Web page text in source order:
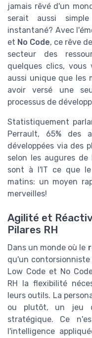
jamais rêvé d'un
serait aussi
instantané? Avec
et No Code, ce rêve
secteur des
quelques clics,
aussi unique que les
avoir versé une
processus de
Statistiquement
Perrault, 65% des
développées via des
selon les augures
sont à l'IT ce que
matins: un moyen
merveilles!
Agilité et
Pilares RH
Dans un monde où le
qu'un contorsionniste
Low Code et No
RH la flexibilité
leurs outils. La
ou plutôt, un jeu
stratégique. Ce
l'intelligence